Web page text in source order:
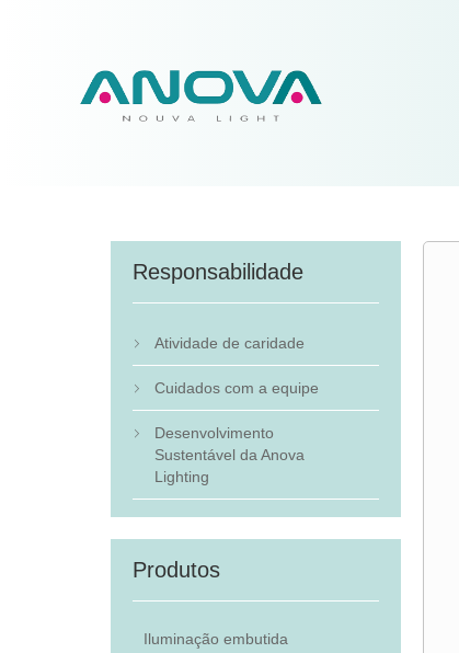
Responsabilidade
 Atividade de caridade
 Cuidados com a equipe

Desenvolvimento
Sustentável da Anova
Lighting
Produtos
Iluminação embutida